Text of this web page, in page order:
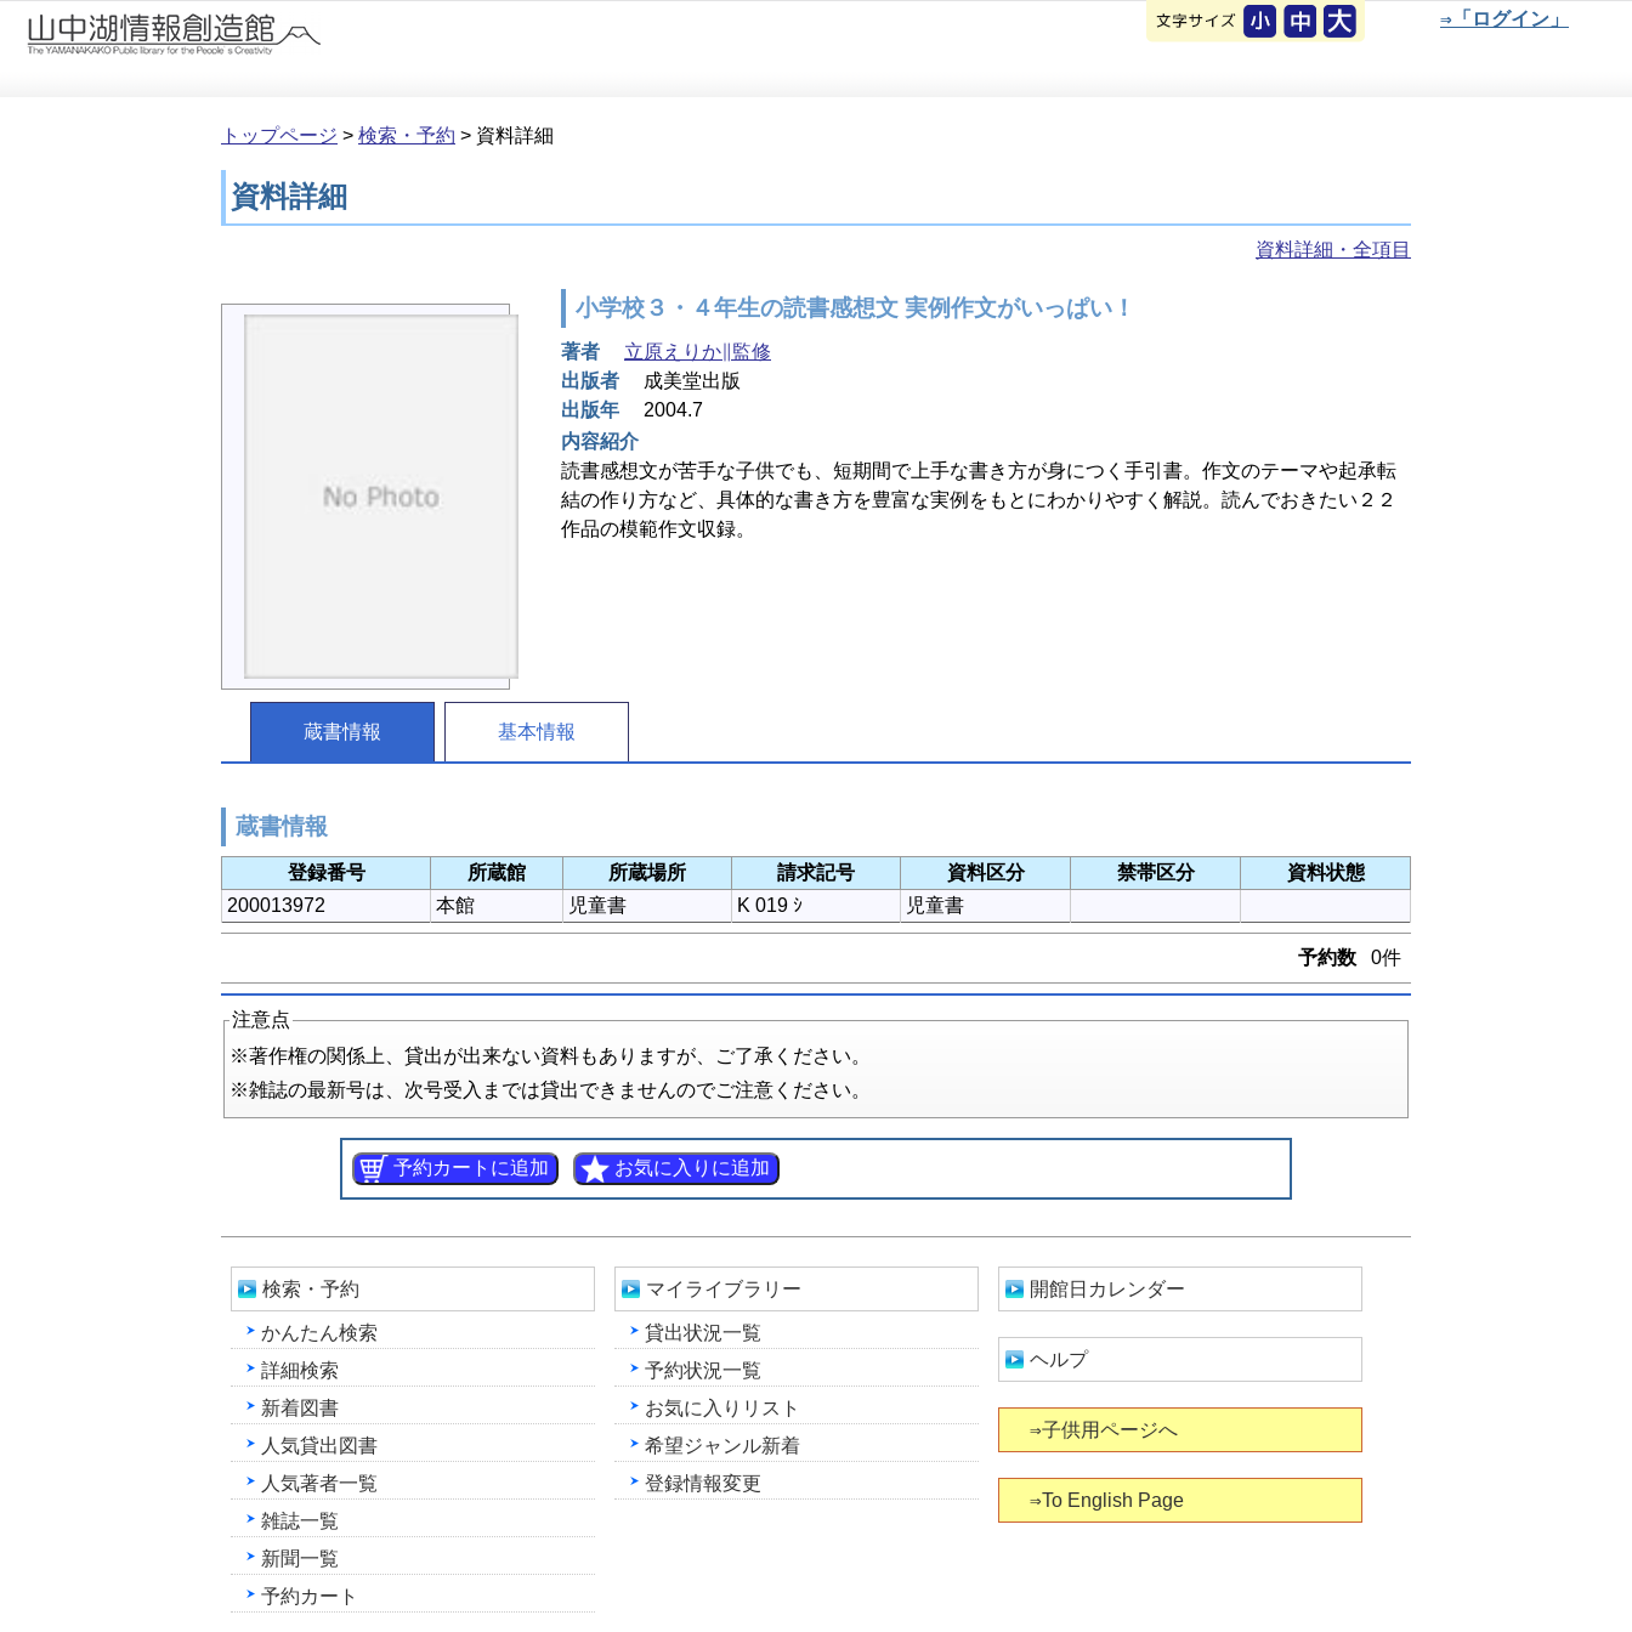
本文へ移動 ⇒「ログイン」
トップページ > 検索・予約 > 資料詳細
資料詳細
資料詳細・全項目
小学校３・４年生の読書感想文 実例作文がいっぱい！
著者
立原えりか∥監修
出版者
成美堂出版
出版年
2004.7
内容紹介
読書感想文が苦手な子供でも、短期間で上手な書き方が身につく手引書。作文のテーマや起承転
結の作り方など、具体的な書き方を豊富な実例をもとにわかりやすく解説。読んでおきたい２２
作品の模範作文収録。
蔵書情報 基本情報
蔵書情報
登録番号 所蔵館 所蔵場所 請求記号 資料区分 禁帯区分
資料状態
200013972
本館 児童書 K 019 ｼ 児童書
予約数 0件
注意点
※著作権の関係上、貸出が出来ない資料もありますが、ご了承ください。
※雑誌の最新号は、次号受入までは貸出できませんのでご注意ください。
検索・予約
かんたん検索
詳細検索
新着図書
人気貸出図書
人気著者一覧
雑誌一覧
新聞一覧
予約カート
マイライブラリー
貸出状況一覧
予約状況一覧
お気に入りリスト
希望ジャンル新着
登録情報変更
開館日カレンダー
ヘルプ
⇒子供用ページへ
⇒To English Page